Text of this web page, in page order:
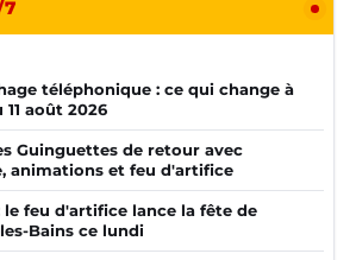
téléphonique : ce qui change à
août 2026
Guinguettes de retour avec
animations et feu d'artifice
le feu d'artifice lance la fête de
Bains ce lundi